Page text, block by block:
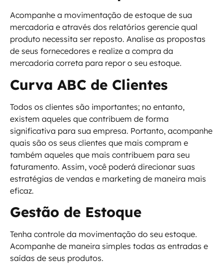
Acompanhe a movimentação de estoque de sua
mercadoria e através dos relatórios gerencie qual
produto necessita ser reposto. Analise as propostas
de seus fornecedores e realize a compra da
mercadoria correta para repor o seu estoque.
Curva ABC de Clientes
Todos os clientes são importantes; no entanto,
existem aqueles que contribuem de forma
significativa para sua empresa. Portanto, acompanhe
quais são os seus clientes que mais compram e
também aqueles que mais contribuem para seu
faturamento. Assim, você poderá direcionar suas
estratégias de vendas e marketing de maneira mais
eficaz.
Gestão de Estoque
Tenha controle da movimentação do seu estoque.
Acompanhe de maneira simples todas as entradas e
saídas de seus produtos.